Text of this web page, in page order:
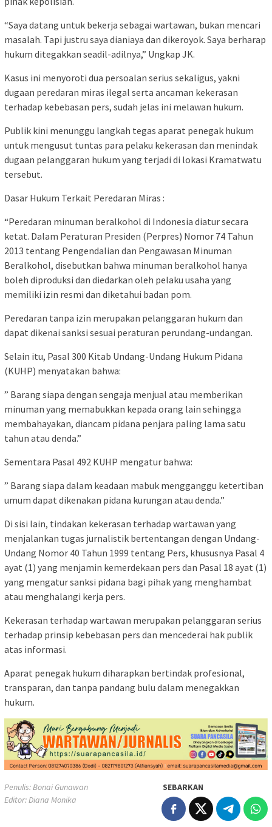
“Saya datang untuk bekerja sebagai wartawan, bukan mencari
masalah. Tapi justru saya dianiaya dan dikeroyok. Saya berharap
hukum ditegakkan seadil-adilnya,” Ungkap JK.
Kasus ini menyoroti dua persoalan serius sekaligus, yakni
dugaan peredaran miras ilegal serta ancaman kekerasan
terhadap kebebasan pers, sudah jelas ini melawan hukum.
Publik kini menunggu langkah tegas aparat penegak hukum
untuk mengusut tuntas para pelaku kekerasan dan menindak
dugaan pelanggaran hukum yang terjadi di lokasi Kramatwatu
tersebut.
Dasar Hukum Terkait Peredaran Miras :
“Peredaran minuman beralkohol di Indonesia diatur secara
ketat. Dalam Peraturan Presiden (Perpres) Nomor 74 Tahun
2013 tentang Pengendalian dan Pengawasan Minuman
Beralkohol, disebutkan bahwa minuman beralkohol hanya
boleh diproduksi dan diedarkan oleh pelaku usaha yang
memiliki izin resmi dan diketahui badan pom.
Peredaran tanpa izin merupakan pelanggaran hukum dan
dapat dikenai sanksi sesuai peraturan perundang-undangan.
Selain itu, Pasal 300 Kitab Undang-Undang Hukum Pidana
(KUHP) menyatakan bahwa:
” Barang siapa dengan sengaja menjual atau memberikan
minuman yang memabukkan kepada orang lain sehingga
membahayakan, diancam pidana penjara paling lama satu
tahun atau denda.”
Sementara Pasal 492 KUHP mengatur bahwa:
” Barang siapa dalam keadaan mabuk mengganggu ketertiban
umum dapat dikenakan pidana kurungan atau denda.”
Di sisi lain, tindakan kekerasan terhadap wartawan yang
menjalankan tugas jurnalistik bertentangan dengan Undang-
Undang Nomor 40 Tahun 1999 tentang Pers, khususnya Pasal 4
ayat (1) yang menjamin kemerdekaan pers dan Pasal 18 ayat (1)
yang mengatur sanksi pidana bagi pihak yang menghambat
atau menghalangi kerja pers.
Kekerasan terhadap wartawan merupakan pelanggaran serius
terhadap prinsip kebebasan pers dan mencederai hak publik
atas informasi.
Aparat penegak hukum diharapkan bertindak profesional,
transparan, dan tanpa pandang bulu dalam menegakkan
hukum.
Penulis: Bonai Gunawan
Editor: Diana Monika
SEBARKAN